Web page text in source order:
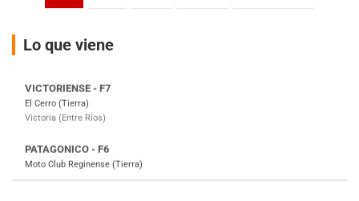
entradas
Lo que viene
VICTORIENSE - F7
Victoria (Entre Ríos)
Moto Club Reginense (Tierra)
Gral. E. Godoy (Río Negro)
Juventud Unida (Tierra)
Humboldt (Santa Fe)